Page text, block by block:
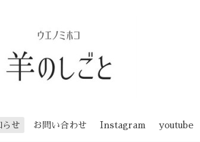
らせ お問い合わせ Instagram youtube